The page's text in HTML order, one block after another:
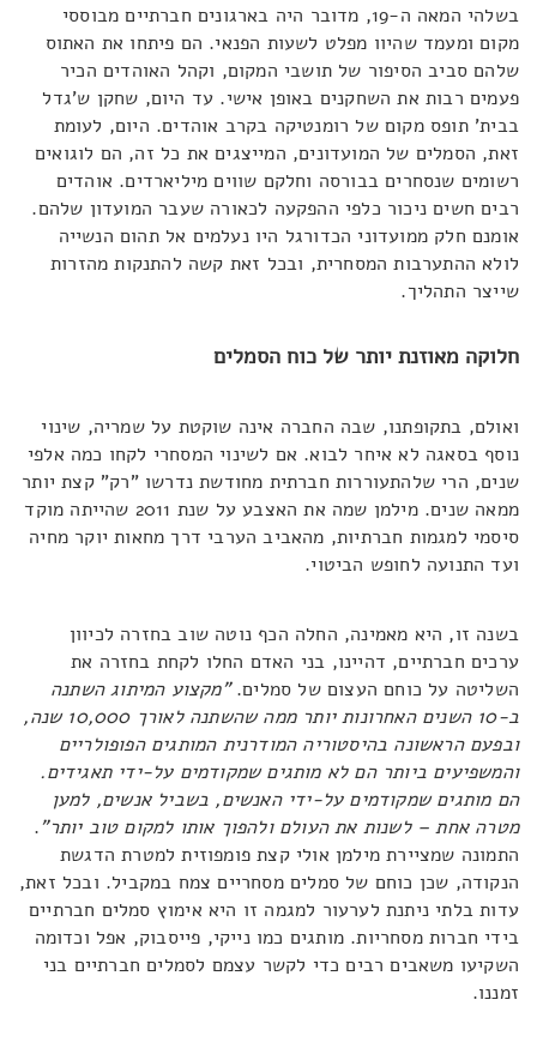
בשלהי המאה ה-19, מדובר היה בארגונים חברתיים מבוססי
מקום ומעמד שהיוו מפלט לשעות הפנאי. הם פיתחו את האתוס
שלהם סביב הסיפור של תושבי המקום, וקהל האוהדים הכיר
פעמים רבות את השחקנים באופן אישי. עד היום, שחקן ש'גדל
בבית' תופס מקום של רומנטיקה בקרב אוהדים. היום, לעומת
זאת, הסמלים של המועדונים, המייצגים את כל זה, הם לוגואים
רשומים שנסחרים בבורסה וחלקם שווים מיליארדים. אוהדים
רבים חשים ניכור כלפי ההפקעה לכאורה שעבר המועדון שלהם.
אומנם חלק ממועדוני הכדורגל היו נעלמים אל תהום הנשייה
לולא ההתערבות המסחרית, ובכל זאת קשה להתנקות מהזרות
שייצר התהליך.
חלוקה מאוזנת יותר של כוח הסמלים
ואולם, בתקופתנו, שבה החברה אינה שוקטת על שמריה, שינוי
נוסף בסאגה לא איחר לבוא. אם לשינוי המסחרי לקחו כמה אלפי
שנים, הרי שלהתעוררות חברתית מחודשת נדרשו "רק" קצת יותר
ממאה שנים. מילמן שמה את האצבע על שנת 2011 שהייתה מוקד
סיסמי למגמות חברתיות, מהאביב הערבי דרך מחאות יוקר מחיה
ועד התנועה לחופש הביטוי.
בשנה זו, היא מאמינה, החלה הכף נוטה שוב בחזרה לכיוון
ערכים חברתיים, דהיינו, בני האדם החלו לקחת בחזרה את
השליטה על כוחם העצום של סמלים."מקצוע המיתוג השתנה
ב-10 השנים האחרונות יותר ממה שהשתנה לאורך 10,000 שנה,
ובפעם הראשונה בהיסטוריה המודרנית המותגים הפופולריים
והמשפיעים ביותר הם לא מותגים שמקודמים על-ידי תאגידים.
הם מותגים שמקודמים על-ידי האנשים, בשביל אנשים, למען
מטרה אחת – לשנות את העולם ולהפוך אותו למקום טוב יותר".
התמונה שמציירת מילמן אולי קצת פומפוזית למטרת הדגשת
הנקודה, שכן כוחם של סמלים מסחריים צמח במקביל. ובכל זאת,
עדות בלתי ניתנת לערעור למגמה זו היא אימוץ סמלים חברתיים
בידי חברות מסחריות. מותגים כמו נייקי, פייסבוק, אפל וכדומה
השקיעו משאבים רבים כדי לקשר עצמם לסמלים חברתיים בני
זמננו.